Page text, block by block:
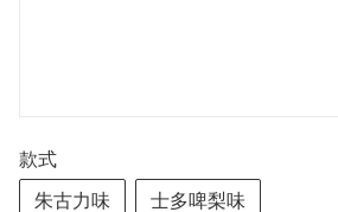
款式
朱古力味 士多啤梨味